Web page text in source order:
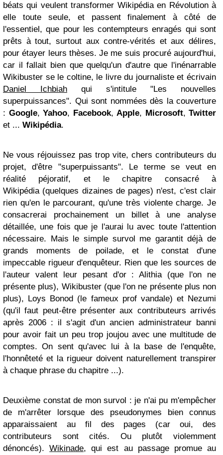
béats qui veulent transformer Wikipédia en Révolution à
elle toute seule, et passent finalement à côté de
l'essentiel, que pour les contempteurs enragés qui sont
prêts à tout, surtout aux contre-vérités et aux délires,
pour étayer leurs thèses. Je me suis procuré aujourd'hui,
car il fallait bien que quelqu'un d'autre que l'inénarrable
Wikibuster se le coltine, le livre du journaliste et écrivain
Daniel Ichbiah qui s'intitule "Les nouvelles
superpuissances". Qui sont nommées dès la couverture
: Google, Yahoo, Facebook, Apple, Microsoft, Twitter
et ... Wikipédia.
Ne vous réjouissez pas trop vite, chers contributeurs du
projet, d'être "superpuissants". Le terme se veut en
réalité péjoratif, et le chapitre consacré à
Wikipédia (quelques dizaines de pages) n'est, c'est clair
rien qu'en le parcourant, qu'une très violente charge. Je
consacrerai prochainement un billet à une analyse
détaillée, une fois que je l'aurai lu avec toute l'attention
nécessaire. Mais le simple survol me garantit déjà de
grands moments de poilade, et le constat d'une
impeccable rigueur d'enquêteur. Rien que les sources de
l'auteur valent leur pesant d'or : Alithia (que l'on ne
présente plus), Wikibuster (que l'on ne présente plus non
plus), Loys Bonod (le fameux prof vandale) et Nezumi
(qu'il faut peut-être présenter aux contributeurs arrivés
après 2006 : il s'agit d'un ancien administrateur banni
pour avoir fait un peu trop joujou avec une multitude de
comptes. On sent qu'avec lui à la base de l'enquête,
l'honnêteté et la rigueur doivent naturellement transpirer
à chaque phrase du chapitre ...).
Deuxième constat de mon survol : je n'ai pu m'empêcher
de m'arrêter lorsque des pseudonymes bien connus
apparaissaient au fil des pages (car oui, des
contributeurs sont cités. Ou plutôt violemment
dénoncés).Wikinade, qui est au passage promue au